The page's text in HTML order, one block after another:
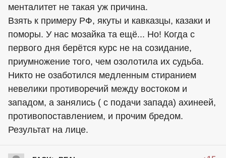
менталитет не такая уж причина.
Взять к примеру РФ, якуты и кавказцы, казаки и
поморы. У нас мозайка та ещё... Но! Когда с
первого дня берётся курс не на созидание,
приумножение того, чем озолотила их судьба.
Никто не озаботился медленным стиранием
невелики противоречий между востоком и
западом, а занялись ( с подачи запада) ахинеей,
противопоставлением, и прочим бредом.
Результат на лице.